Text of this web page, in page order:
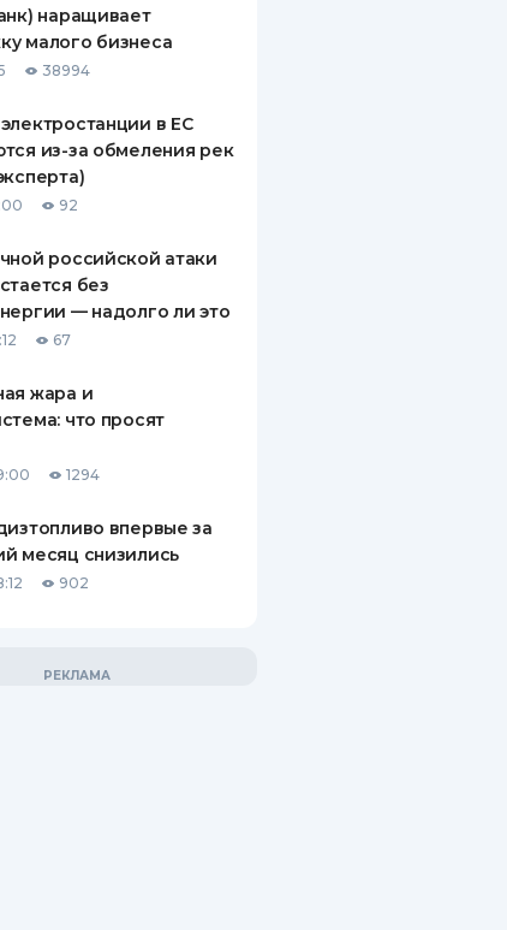
ПО
КОМПАНИИ
ОПЛАТА
наращивает
малого бизнеса
38994
в ЕС
из-за обмеления рек
92
российской атаки
без
— надолго ли это
67
жара и
что просят
1294
впервые за
месяц снизились
902